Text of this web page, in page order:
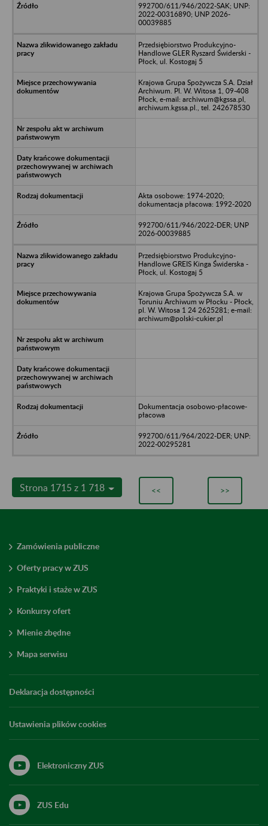
992700/611/946/2022-SAK; UNP:
2022-00316890; UNP 2026-
00039885
Przedsiębiorstwo Produkcyjno-
Handlowe GLER Ryszard Świderski -
Płock, ul. Kostogaj 5
Krajowa Grupa Spożywcza S.A. Dział
Archiwum. Pl. W. Witosa 1, 09-408
Płock, e-mail: archiwum@kgssa.pl,
archiwum.kgssa.pl., tel. 242678530
Akta osobowe: 1974-2020;
dokumentacja płacowa: 1992-2020
992700/611/946/2022-DER; UNP
2026-00039885
Przedsiębiorstwo Produkcyjno-
Handlowe GREIS Kinga Świderska -
Płock, ul. Kostogaj 5
Krajowa Grupa Spożywcza S.A. w
Toruniu Archiwum w Płocku - Płock,
pl. W. Witosa 1 24 2625281; e-mail:
archiwum@polski-cukier.pl
Dokumentacja osobowo-płacowe-
płacowa
992700/611/964/2022-DER; UNP:
2022-00295281
Strona 1715 z 1 718 << >>
Zamówienia publiczne
Oferty pracy w ZUS
Praktyki i staże w ZUS
Konkursy ofert
Mienie zbędne
Mapa serwisu
Deklaracja dostępności
Ustawienia plików cookies
Elektroniczny ZUS
ZUS Edu